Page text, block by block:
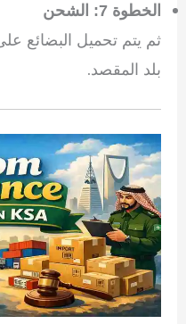
الخطوة 7: الشحن
ثم يتم تحميل البضائع
بلد المقصد.